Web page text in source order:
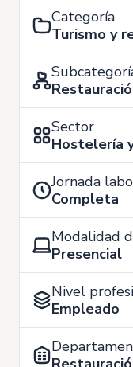
Categoría
Turismo y
Sector
Hostelería
Jornada
Completa
Modalidad
Presencial
Nivel
Empleado